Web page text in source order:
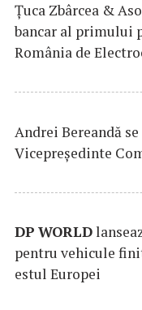
Țuca Zbârcea &
bancar al primului
România de
Andrei Bereandă
Vicepreședinte
DP WORLD
pentru vehicule
estul Europei